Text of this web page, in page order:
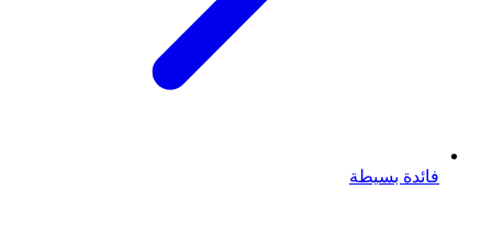
فائدة بسيطة